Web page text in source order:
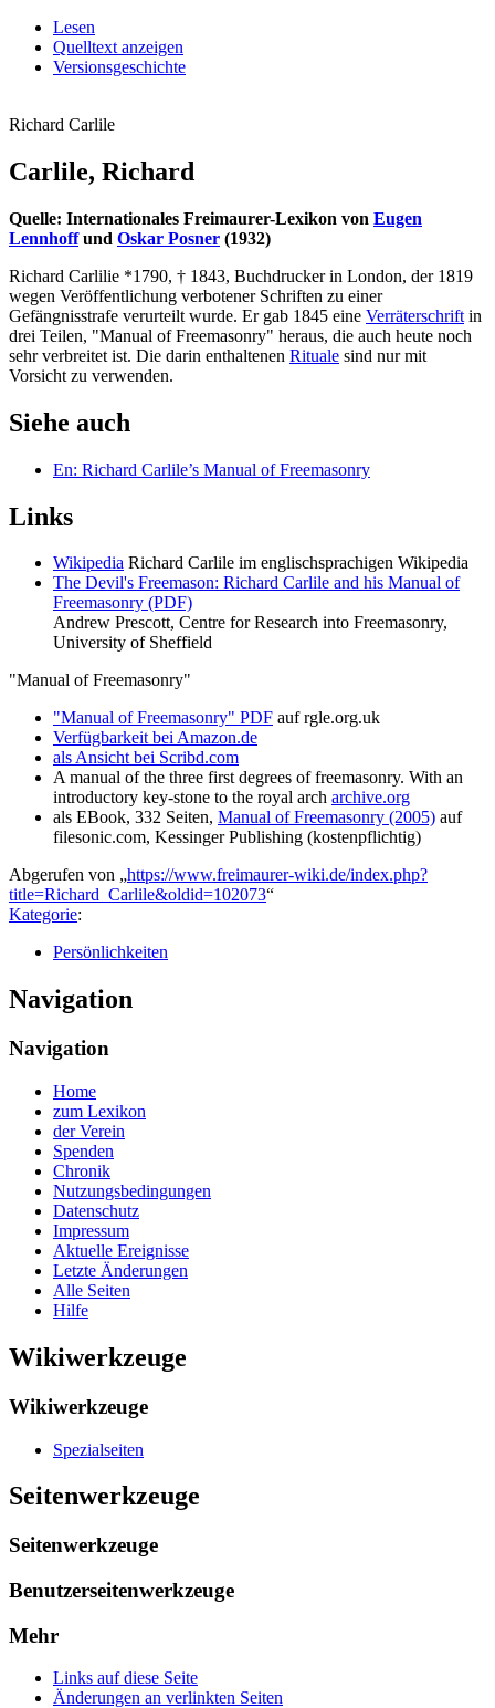
Lesen
Quelltext anzeigen
Versionsgeschichte
Richard Carlile
Carlile, Richard
Quelle: Internationales Freimaurer-Lexikon von Eugen
Lennhoffund Oskar Posner (1932)
Richard Carlilie *1790, † 1843, Buchdrucker in London, der 1819
wegen Veröffentlichung verbotener Schriften zu einer
Gefängnisstrafe verurteilt wurde. Er gab 1845 eine Verräterschrift in
drei Teilen, "Manual of Freemasonry" heraus, die auch heute noch
sehr verbreitet ist. Die darin enthaltenen Rituale sind nur mit
Vorsicht zu verwenden.
Siehe auch
En: Richard Carlile’s Manual of Freemasonry
Links
Wikipedia Richard Carlile im englischsprachigen Wikipedia
The Devil's Freemason: Richard Carlile and his Manual of
Freemasonry (PDF)
Andrew Prescott, Centre for Research into Freemasonry,
University of Sheffield
"Manual of Freemasonry"
"Manual of Freemasonry" PDF auf rgle.org.uk
Verfügbarkeit bei Amazon.de
als Ansicht bei Scribd.com
A manual of the three first degrees of freemasonry. With an
introductory key-stone to the royal arch archive.org
als EBook, 332 Seiten, Manual of Freemasonry (2005) auf
filesonic.com, Kessinger Publishing (kostenpflichtig)
Abgerufen von „https://www.freimaurer-wiki.de/index.php?
title=Richard_Carlile&oldid=102073“
Kategorie:
Persönlichkeiten
Navigation
Navigation
Home
zum Lexikon
der Verein
Spenden
Chronik
Nutzungsbedingungen
Datenschutz
Impressum
Aktuelle Ereignisse
Letzte Änderungen
Alle Seiten
Hilfe
Wikiwerkzeuge
Wikiwerkzeuge
Spezialseiten
Seitenwerkzeuge
Seitenwerkzeuge
Benutzerseitenwerkzeuge
Mehr
Links auf diese Seite
Änderungen an verlinkten Seiten